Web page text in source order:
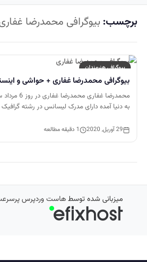
برچسب: بیوگرافی محمدرضا
بیوگرافی هنرمندان
بیوگرافی محمدرضا غفاری + حواشی و
به دنیا آمده دارای مدرک لیسانس در رشته
29 آوریل, 2020 1 دقیقه مطالعه
میزبانی شده توسطهاست وردپرس